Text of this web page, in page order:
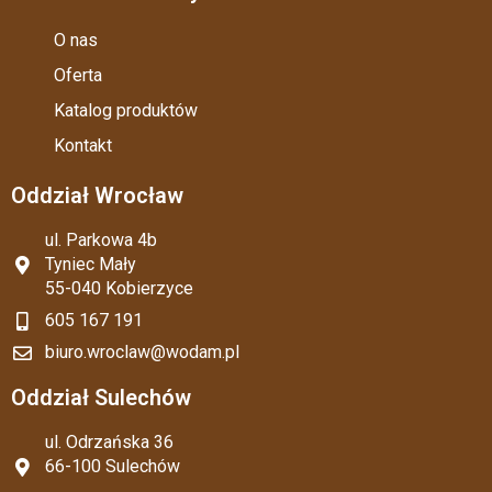
O nas
Oferta
Katalog produktów
Kontakt
Oddział Wrocław
ul. Parkowa 4b
Tyniec Mały
55-040 Kobierzyce
605 167 191
biuro.wroclaw@wodam.pl
Oddział Sulechów
ul. Odrzańska 36
66-100 Sulechów